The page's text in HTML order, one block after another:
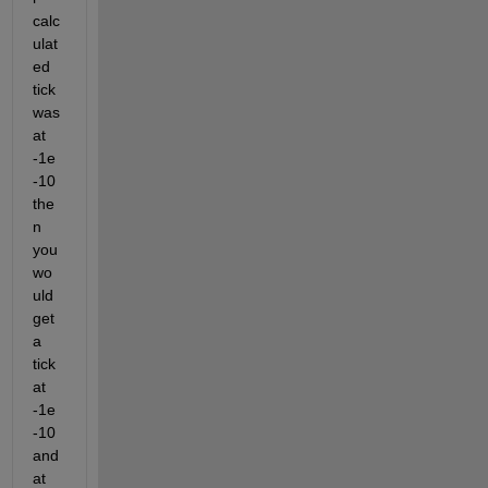
calc
ulat
ed
tick
was
at
-1e
-10
the
n
you
wo
uld
get
a
tick
at
-1e
-10
and
at